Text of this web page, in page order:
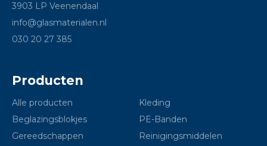
3903 LP Veenendaal
info@glasmaterialen.nl
030 20 27 385
Producten
Alle producten
Beglazingsblokjes
Gereedschappen
Kleding
PE-Banden
Reinigingsmiddelen